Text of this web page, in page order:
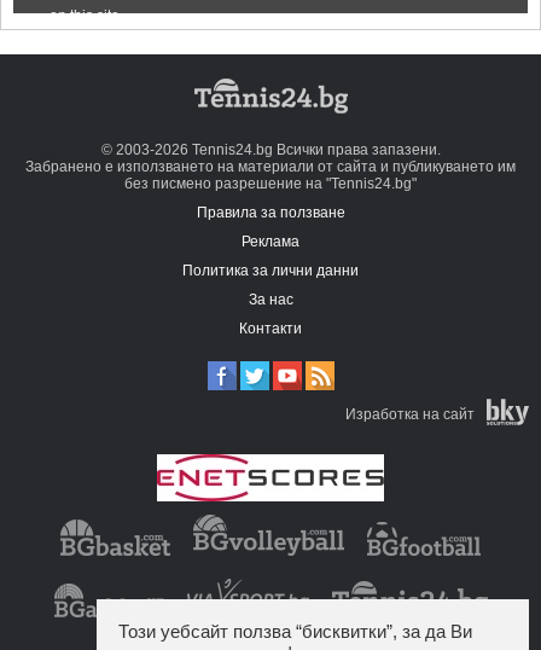
© 2003-2026 Tennis24.bg Всички права запазени.
Забранено е използването на материали от сайта и публикуването им
без писмено разрешение на "Tennis24.bg"
Правила за ползване
Реклама
Политика за лични данни
За нас
Контакти
Изработка на сайт
Този уебсайт ползва “бисквитки”, за да Ви